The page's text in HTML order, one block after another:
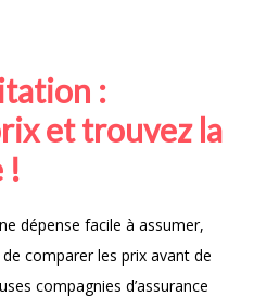
:
et trouvez la
!
dépense facile à assumer,
comparer les prix avant de
compagnies d’assurance